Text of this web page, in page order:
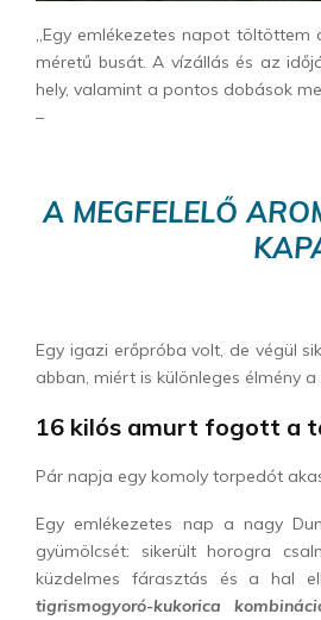
„Egy emlékezetes napot
méretű busát. A vízállás és az
hely, valamint a pontos dobások
–
A MEGFELELŐ
Egy igazi erőpróba volt, de végül
abban, miért is különleges élmény
16 kilós amurt fogott a
Pár napja egy komoly torpedót
Egy emlékezetes nap a nagy
gyümölcsét: sikerült horogra
küzdelmes fárasztás és a hal
tigrismogyoró-kukorica